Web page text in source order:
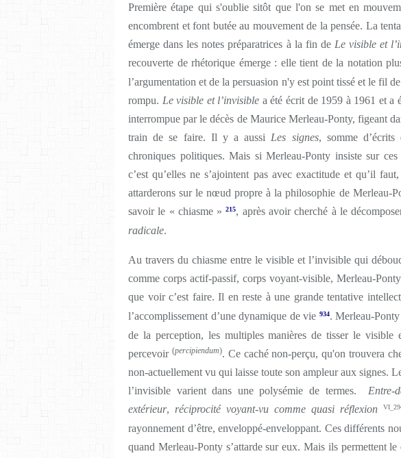
Première étape qui s'oublie sitôt que l'on se met en
encombrent et font butée au mouvement de la pensée. La
émerge dans les notes préparatrices à la fin de Le visible et
recouverte de rhétorique émerge : elle tient de la notation
l’argumentation et de la persuasion n'y est point tissé et le fil
rompu. Le visible et l’invisible a été écrit de 1959 à 1961 et a
interrompue par le décès de Maurice Merleau-Ponty, figeant
train de se faire. Il y a aussi Les signes, somme
chroniques politiques. Mais si Merleau-Ponty insiste sur ces
c’est qu’elles ne s’ajointent pas avec exactitude et qu’il
attarderons sur le nœud propre à la philosophie de Merleau-
savoir le « chiasme »215, après avoir cherché à le
radicale.
Au travers du chiasme entre le visible et l’invisible qui
comme corps actif-passif, corps voyant-visible, Merleau-
que voir c’est faire. Il en reste à une grande tentative
l’accomplissement d’une dynamique de vie 934. Merleau-
de la perception, les multiples manières de tisser le
percevoir (percipiendum). Ce caché non-perçu, qu'on trouvera
non-actuellement vu qui laisse toute son ampleur aux signes.
l’invisible varient dans une polysémie de termes. Entre-
extérieur, réciprocité voyant-vu comme quasi réflexion
rayonnement d’être, enveloppé-enveloppant. Ces différents
quand Merleau-Ponty s’attarde sur eux. Mais ils permettent